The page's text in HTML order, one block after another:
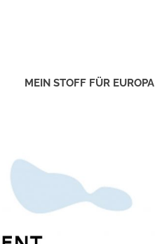
MEIN STOFF FÜR EUROPA